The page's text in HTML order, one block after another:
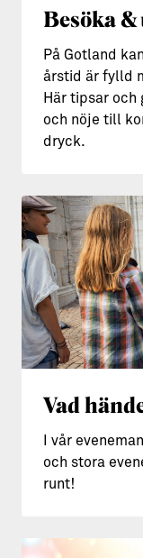
→
→
Barn &
Besöka
På Gotland
årstid är fylld
Här tipsar
och nöje till
dryck.
Vad
I vår
och stora
runt!